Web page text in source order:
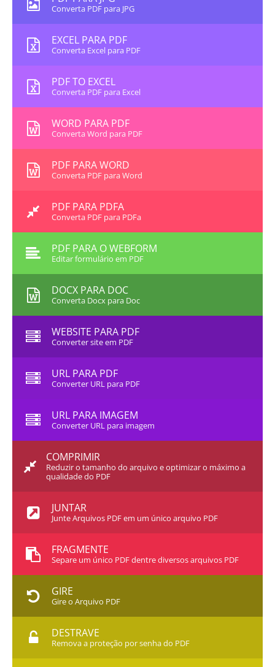
Converta PDF para JPG
EXCEL PARA PDF
Converta Excel para PDF
PDF TO EXCEL
Converta PDF para Excel
WORD PARA PDF
Converta Word para PDF
PDF PARA WORD
Converta PDF para Word
PDF PARA PDFA
Converta PDF para PDFa
PDF PARA O WEBFORM
Editar formulário em PDF
DOCX PARA DOC
Converta Docx para Doc
WEBSITE PARA PDF
Converter site em PDF
URL PARA PDF
Converter URL para PDF
URL PARA IMAGEM
Converter URL para imagem
COMPRIMIR
Reduzir o tamanho do arquivo e optimizar o máximo a
qualidade do PDF
JUNTAR
Junte Arquivos PDF em um único arquivo PDF
FRAGMENTE
Separe um único PDF dentre diversos arquivos PDF
GIRE
Gire o Arquivo PDF
DESTRAVE
Remova a proteção por senha do PDF